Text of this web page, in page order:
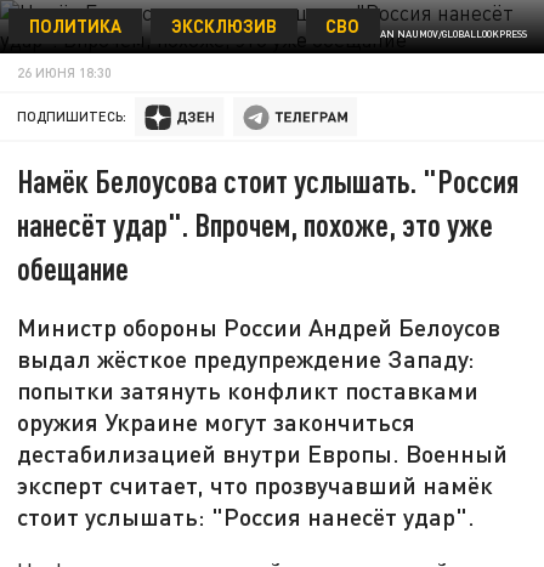
ФОТО: ROMAN NAUMOV/GLOBALLOOKPRESS
ПОЛИТИКА ЭКСКЛЮЗИВ СВО
26 ИЮНЯ 18:30
ПОДПИШИТЕСЬ:
Намёк Белоусова стоит услышать. "Россия
нанесёт удар". Впрочем, похоже, это уже
обещание
Министр обороны России Андрей Белоусов
выдал жёсткое предупреждение Западу:
попытки затянуть конфликт поставками
оружия Украине могут закончиться
дестабилизацией внутри Европы. Военный
эксперт считает, что прозвучавший намёк
стоит услышать: "Россия нанесёт удар".